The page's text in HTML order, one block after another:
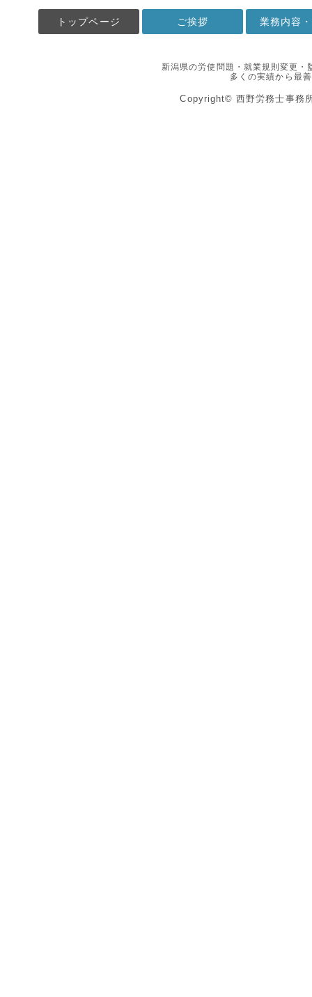
トップページ ご挨拶 業務内容
新潟県の労使問題・就業規則変更
多くの実績から最
Copyright© 西野労務士事